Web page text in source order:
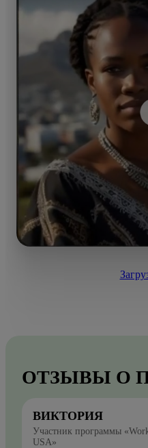
ОТЗЫВЫ О
ВИКТОРИЯ
Участник программы
USA»